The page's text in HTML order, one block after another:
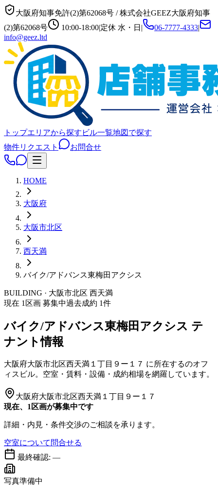
大阪府知事免許(2)第62068号 /株式会社GEEZ大阪府知事
(2)第62068号
10:00-18:00|定休 水・日 | 06-7777-4333|
info@geez.ltd
トップエリアから探す ビル一覧地図で探す
物件リクエスト
お問合せ
HOME
大阪府
大阪市北区
西天満
バイク/アドバンス東梅田アクシス
BUILDING · 大阪市北区 西天満
現在 1 区画 募集中過去成約 1件
バイク/アドバンス東梅田アクシス テ
ナント情報
大阪府大阪市北区西天満１丁目９ー１７ に所在するのオフ
ィスビル。空室・賃料・設備・成約相場を網羅しています。
大阪府大阪市北区西天満１丁目９ー１７
現在、1区画が募集中です
詳細・内見・条件交渉のご相談を承ります。
空室について問合せる
最終確認: —
写真準備中